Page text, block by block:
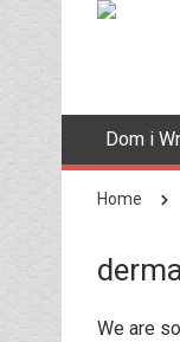
Dom i
Home
We are